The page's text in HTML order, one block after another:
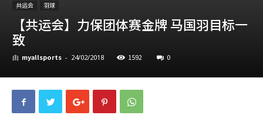
共运会 羽球
【共运会】力保团体赛金牌 马国羽目标一
致
由 myallsports - 24/02/2018 1592 0